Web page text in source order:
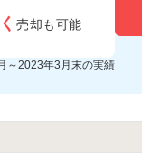
売却も可能
～2023年3月末の実績